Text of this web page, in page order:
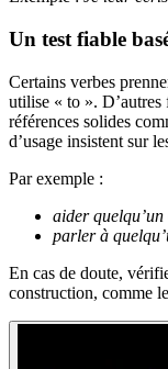
Un test fiable
Certains verbes
utilise « to ». D’autres
références solides
d’usage insistent sur
Par exemple :
aider quelqu’un
parler à
En cas de doute,
construction, comme